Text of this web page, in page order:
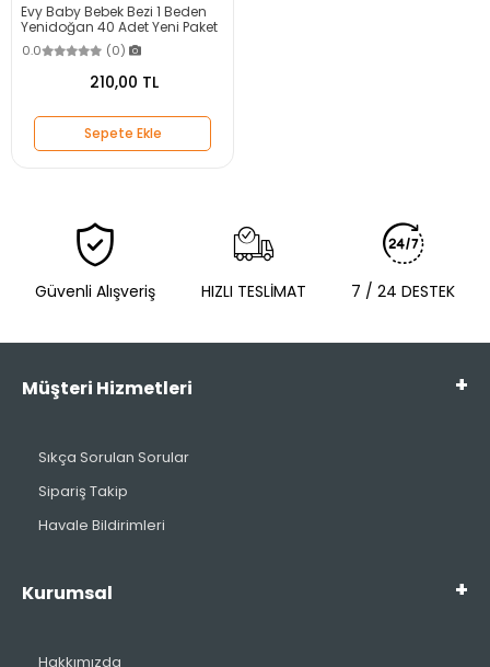
Evy Baby Bebek Bezi 1 Beden
Yenidoğan 40 Adet Yeni Paket
0.0 (0)
210,00 TL
Sepete Ekle
Güvenli Alışveriş HIZLI TESLİMAT 7 / 24 DESTEK
Müşteri Hizmetleri
Sıkça Sorulan Sorular
Sipariş Takip
Havale Bildirimleri
Kurumsal
Hakkımızda